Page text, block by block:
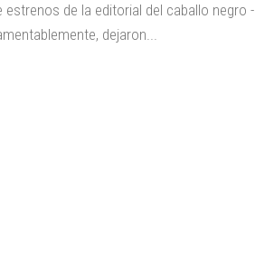
estrenos de la editorial del caballo negro -
dejaron...